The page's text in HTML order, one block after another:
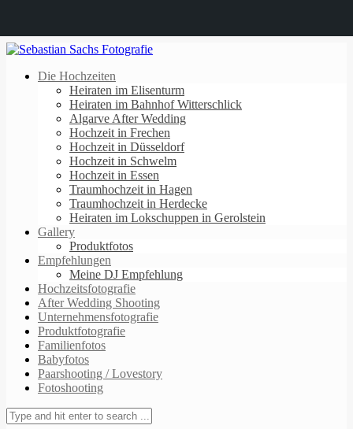
Die Hochzeiten
Heiraten im Elisenturm
Heiraten im Bahnhof Witterschlick
Algarve After Wedding
Hochzeit in Frechen
Hochzeit in Düsseldorf
Hochzeit in Schwelm
Hochzeit in Essen
Traumhochzeit in Hagen
Traumhochzeit in Herdecke
Heiraten im Lokschuppen in Gerolstein
Gallery
Produktfotos
Empfehlungen
Meine DJ Empfehlung
Hochzeitsfotografie
After Wedding Shooting
Unternehmensfotografie
Produktfotografie
Familienfotos
Babyfotos
Paarshooting / Lovestory
Fotoshooting